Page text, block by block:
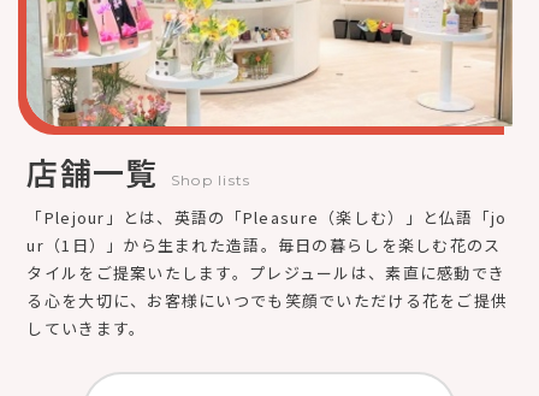
店舗一覧 Shop lists
「Plejour」とは、英語の「Pleasure（楽しむ）」と仏語「jo
ur（1日）」から生まれた造語。毎日の暮らしを楽しむ花のス
タイルをご提案いたします。プレジュールは、素直に感動でき
る心を大切に、お客様にいつでも笑顔でいただける花をご提供
していきます。